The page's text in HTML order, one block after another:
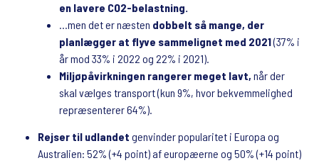
en lavere CO2-belastning.
...men det er næsten dobbelt så mange, der
planlægger at flyve sammelignet med 2021(37% i
år mod 33% i 2022 og 22% i 2021).
Miljøpåvirkningen rangerer meget lavt, når der
skal vælges transport (kun 9%, hvor bekvemmelighed
repræsenterer 64%).
Rejser til udlandet genvinder popularitet i Europa og
Australien: 52% (+4 point) af europæerne og 50% (+14 point)